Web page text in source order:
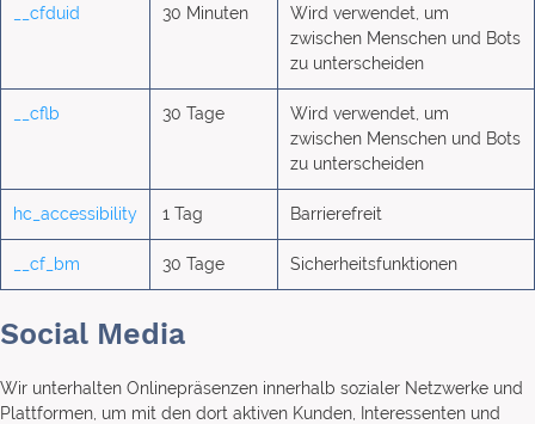
__cfduid 30 Minuten
Wird verwendet, um
zwischen Menschen und Bots
zu unterscheiden
__cflb 30 Tage
Wird verwendet, um
zwischen Menschen und Bots
zu unterscheiden
hc_accessibility 1 Tag Barrierefreit
__cf_bm 30 Tage Sicherheitsfunktionen
Social Media
Wir unterhalten Onlinepräsenzen innerhalb sozialer Netzwerke und
Plattformen, um mit den dort aktiven Kunden, Interessenten und